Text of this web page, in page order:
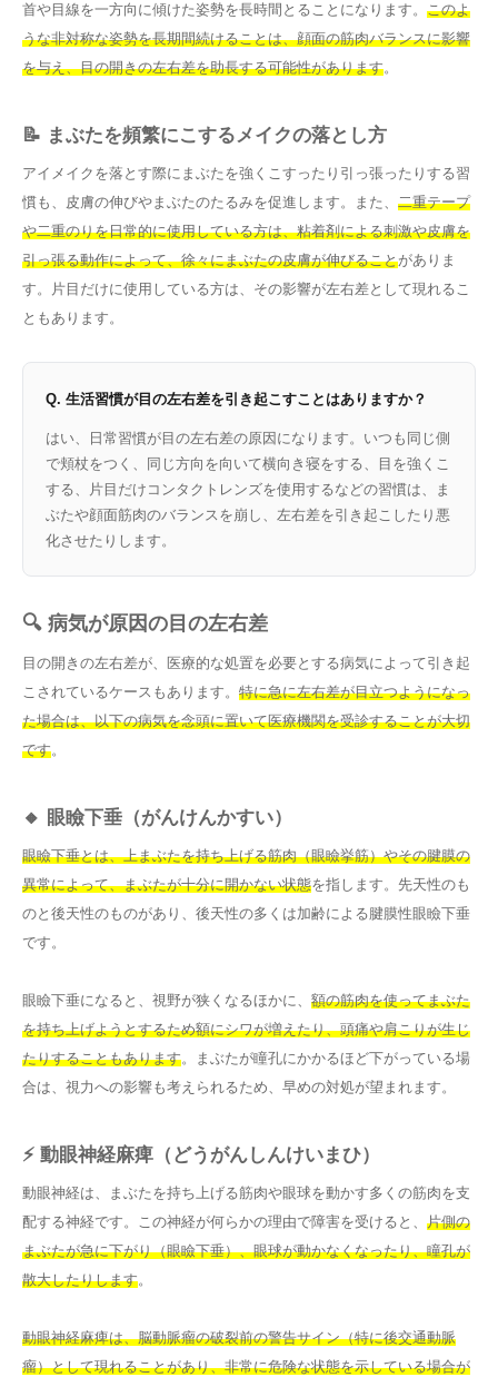
首や目線を一方向に傾けた姿勢を長時間とることになります。 このよ
うな非対称な姿勢を長期間続けることは、顔面の筋肉バランスに影響
を与え、目の開きの左右差を助長する可能性があります。
📝 まぶたを頻繁にこするメイクの落とし方
アイメイクを落とす際にまぶたを強くこすったり引っ張ったりする習
慣も、皮膚の伸びやまぶたのたるみを促進します。また、 二重テープ
や二重のりを日常的に使用している方は、粘着剤による刺激や皮膚を
引っ張る動作によって、徐々にまぶたの皮膚が伸びることがありま
す。片目だけに使用している方は、その影響が左右差として現れるこ
ともあります。
Q. 生活習慣が目の左右差を引き起こすことはありますか？
はい、日常習慣が目の左右差の原因になります。いつも同じ側
で頬杖をつく、同じ方向を向いて横向き寝をする、目を強くこ
する、片目だけコンタクトレンズを使用するなどの習慣は、ま
ぶたや顔面筋肉のバランスを崩し、左右差を引き起こしたり悪
化させたりします。
🔍 病気が原因の目の左右差
目の開きの左右差が、医療的な処置を必要とする病気によって引き起
こされているケースもあります。 特に急に左右差が目立つようになっ
た場合は、以下の病気を念頭に置いて医療機関を受診することが大切
です。
🔸 眼瞼下垂（がんけんかすい）
眼瞼下垂とは、上まぶたを持ち上げる筋肉（眼瞼挙筋）やその腱膜の
異常によって、まぶたが十分に開かない状態を指します。先天性のも
のと後天性のものがあり、後天性の多くは加齢による腱膜性眼瞼下垂
です。
眼瞼下垂になると、視野が狭くなるほかに、 額の筋肉を使ってまぶた
を持ち上げようとするため額にシワが増えたり、頭痛や肩こりが生じ
たりすることもあります。まぶたが瞳孔にかかるほど下がっている場
合は、視力への影響も考えられるため、早めの対処が望まれます。
⚡ 動眼神経麻痺（どうがんしんけいまひ）
動眼神経は、まぶたを持ち上げる筋肉や眼球を動かす多くの筋肉を支
配する神経です。この神経が何らかの理由で障害を受けると、 片側の
まぶたが急に下がり（眼瞼下垂）、眼球が動かなくなったり、瞳孔が
散大したりします。
動眼神経麻痺は、脳動脈瘤の破裂前の警告サイン（特に後交通動脈
瘤）として現れることがあり、非常に危険な状態を示している場合が